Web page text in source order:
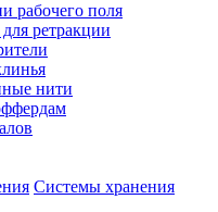
рабочего поля
ретракции
нити
Системы хранения